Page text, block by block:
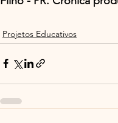
Projetos Educativos